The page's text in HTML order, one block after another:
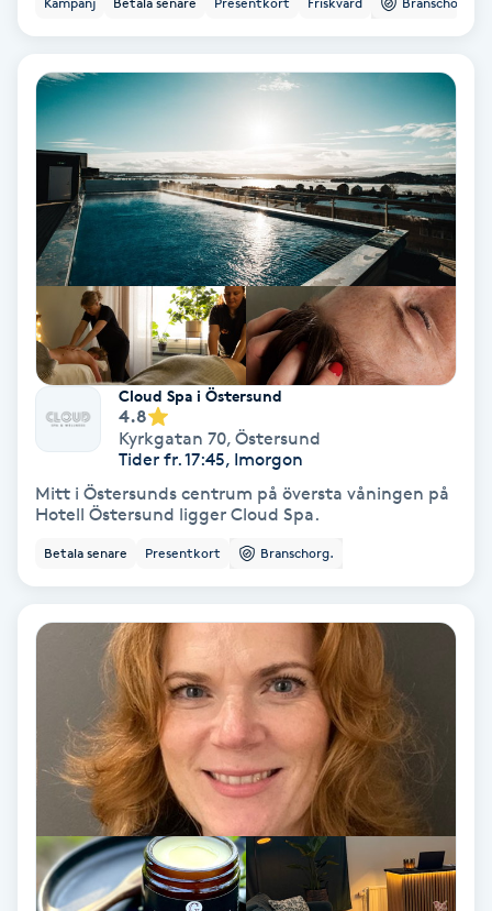
Babylights
Balayage
Bambumassage
Barnklippning
BIAB
Brynfärgning
Brynplockning
Bröllopsuppsättning
Celluliter
Cloud Spa i Östersund
4.8
Kyrkgatan 70, Östersund
Tider fr. 17:45, Imorgon
Mitt i Östersunds centrum på översta våningen på
Hotell Östersund ligger Cloud Spa.
Betala senare Presentkort Branschorg.